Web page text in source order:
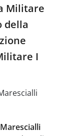
Militare
della
I